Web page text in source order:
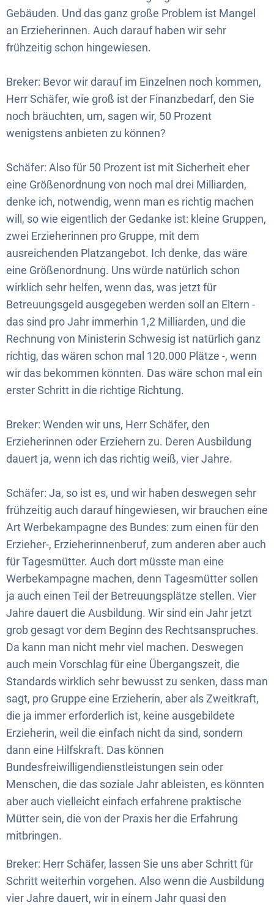
Gebäuden. Und das ganz große Problem ist Mangel
an Erzieherinnen. Auch darauf haben wir sehr
frühzeitig schon hingewiesen.
Breker: Bevor wir darauf im Einzelnen noch kommen,
Herr Schäfer, wie groß ist der Finanzbedarf, den Sie
noch bräuchten, um, sagen wir, 50 Prozent
wenigstens anbieten zu können?
Schäfer: Also für 50 Prozent ist mit Sicherheit eher
eine Größenordnung von noch mal drei Milliarden,
denke ich, notwendig, wenn man es richtig machen
will, so wie eigentlich der Gedanke ist: kleine Gruppen,
zwei Erzieherinnen pro Gruppe, mit dem
ausreichenden Platzangebot. Ich denke, das wäre
eine Größenordnung. Uns würde natürlich schon
wirklich sehr helfen, wenn das, was jetzt für
Betreuungsgeld ausgegeben werden soll an Eltern -
das sind pro Jahr immerhin 1,2 Milliarden, und die
Rechnung von Ministerin Schwesig ist natürlich ganz
richtig, das wären schon mal 120.000 Plätze -, wenn
wir das bekommen könnten. Das wäre schon mal ein
erster Schritt in die richtige Richtung.
Breker: Wenden wir uns, Herr Schäfer, den
Erzieherinnen oder Erziehern zu. Deren Ausbildung
dauert ja, wenn ich das richtig weiß, vier Jahre.
Schäfer: Ja, so ist es, und wir haben deswegen sehr
frühzeitig auch darauf hingewiesen, wir brauchen eine
Art Werbekampagne des Bundes: zum einen für den
Erzieher-, Erzieherinnenberuf, zum anderen aber auch
für Tagesmütter. Auch dort müsste man eine
Werbekampagne machen, denn Tagesmütter sollen
ja auch einen Teil der Betreuungsplätze stellen. Vier
Jahre dauert die Ausbildung. Wir sind ein Jahr jetzt
grob gesagt vor dem Beginn des Rechtsanspruches.
Da kann man nicht mehr viel machen. Deswegen
auch mein Vorschlag für eine Übergangszeit, die
Standards wirklich sehr bewusst zu senken, dass man
sagt, pro Gruppe eine Erzieherin, aber als Zweitkraft,
die ja immer erforderlich ist, keine ausgebildete
Erzieherin, weil die einfach nicht da sind, sondern
dann eine Hilfskraft. Das können
Bundesfreiwilligendienstleistungen sein oder
Menschen, die das soziale Jahr ableisten, es könnten
aber auch vielleicht einfach erfahrene praktische
Mütter sein, die von der Praxis her die Erfahrung
mitbringen.
Breker: Herr Schäfer, lassen Sie uns aber Schritt für
Schritt weiterhin vorgehen. Also wenn die Ausbildung
vier Jahre dauert, wir in einem Jahr quasi den